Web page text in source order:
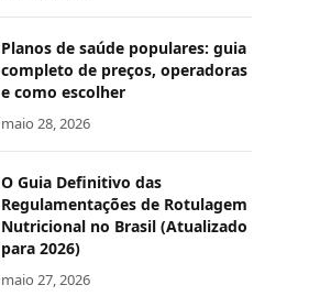
Planos de saúde populares: guia
completo de preços, operadoras
e como escolher
maio 28, 2026
O Guia Definitivo das
Regulamentações de Rotulagem
Nutricional no Brasil (Atualizado
para 2026)
maio 27, 2026